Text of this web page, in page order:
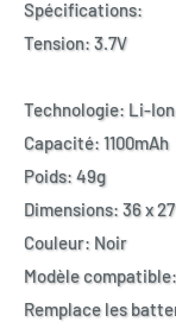
Spécifications:
Technologie: Li-Ion
Capacité: 1100mAh
Poids: 49g
Dimensions: 36 x
Couleur: Noir
Modèle compatible:
Remplace les